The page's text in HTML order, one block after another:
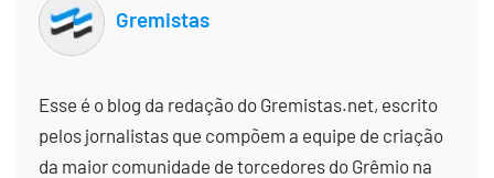
Gremistas
Esse é o blog da redação do Gremistas.net, escrito
pelos jornalistas que compõem a equipe de criação
da maior comunidade de torcedores do Grêmio na